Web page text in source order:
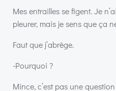
Mes entrailles se figent. Je
pleurer, mais je sens que ça
Faut que j’abrège.
-Pourquoi ?
Mince, c’est pas une